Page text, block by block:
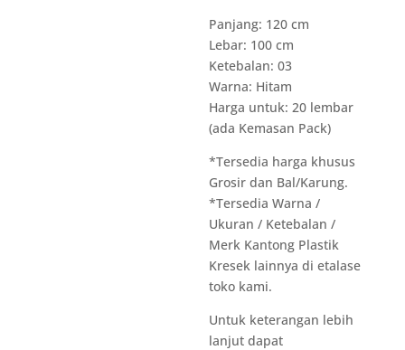
Panjang: 120 cm
Lebar: 100 cm
Ketebalan: 03
Warna: Hitam
Harga untuk: 20 lembar
(ada Kemasan Pack)
*Tersedia harga khusus
Grosir dan Bal/Karung.
*Tersedia Warna /
Ukuran / Ketebalan /
Merk Kantong Plastik
Kresek lainnya di etalase
toko kami.
Untuk keterangan lebih
lanjut dapat